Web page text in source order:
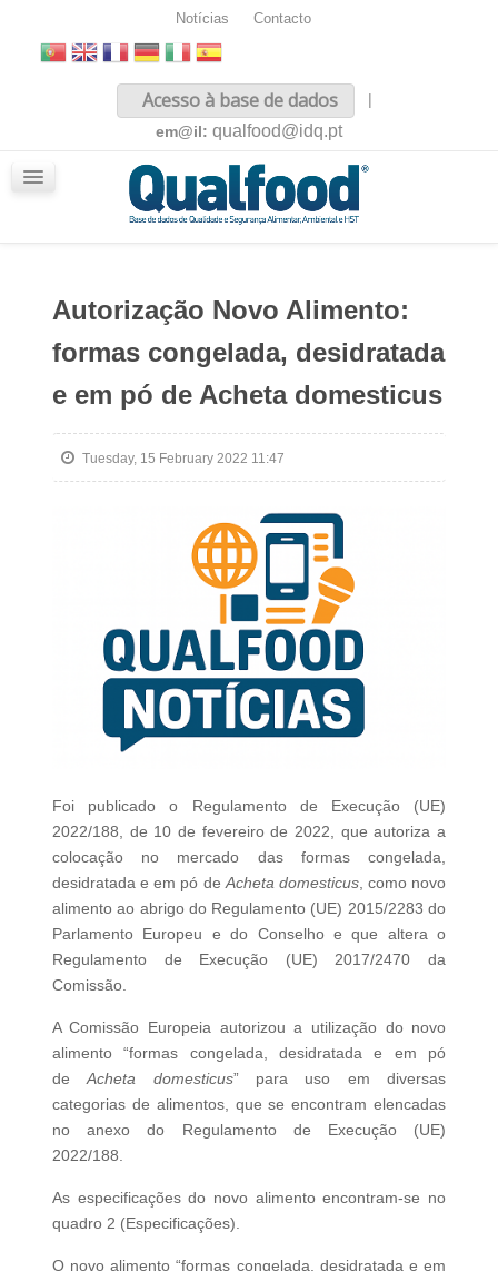
Notícias Contacto
Acesso à base de dados
|
em@il: qualfood@idq.pt
Autorização Novo Alimento:
formas congelada, desidratada
e em pó de Acheta domesticus
Tuesday, 15 February 2022 11:47
Foi publicado o Regulamento de Execução (UE)
2022/188, de 10 de fevereiro de 2022, que autoriza a
colocação no mercado das formas congelada,
desidratada e em pó de Acheta domesticus, como novo
alimento ao abrigo do Regulamento (UE) 2015/2283 do
Parlamento Europeu e do Conselho e que altera o
Regulamento de Execução (UE) 2017/2470 da
Comissão.
A Comissão Europeia autorizou a utilização do novo
alimento “formas congelada, desidratada e em pó
deAcheta domesticus” para uso em diversas
categorias de alimentos, que se encontram elencadas
no anexo do Regulamento de Execução (UE)
2022/188.
As especificações do novo alimento encontram-se no
quadro 2 (Especificações).
O novo alimento “formas congelada, desidratada e em